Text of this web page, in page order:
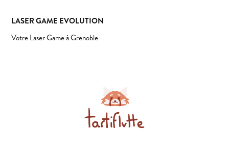
LASER GAME EVOLUTION
Votre Laser Game à Grenoble